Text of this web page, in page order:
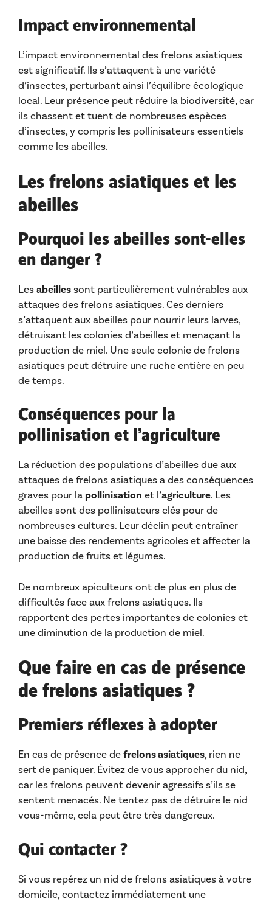
Impact environnemental
L’impact environnemental des frelons asiatiques
est significatif. Ils s’attaquent à une variété
d’insectes, perturbant ainsi l’équilibre écologique
local. Leur présence peut réduire la biodiversité, car
ils chassent et tuent de nombreuses espèces
d’insectes, y compris les pollinisateurs essentiels
comme les abeilles.
Les frelons asiatiques et les
abeilles
Pourquoi les abeilles sont-elles
en danger ?
Les abeilles sont particulièrement vulnérables aux
attaques des frelons asiatiques. Ces derniers
s’attaquent aux abeilles pour nourrir leurs larves,
détruisant les colonies d’abeilles et menaçant la
production de miel. Une seule colonie de frelons
asiatiques peut détruire une ruche entière en peu
de temps.
Conséquences pour la
pollinisation et l’agriculture
La réduction des populations d’abeilles due aux
attaques de frelons asiatiques a des conséquences
graves pour la pollinisation et l’agriculture. Les
abeilles sont des pollinisateurs clés pour de
nombreuses cultures. Leur déclin peut entraîner
une baisse des rendements agricoles et affecter la
production de fruits et légumes.
De nombreux apiculteurs ont de plus en plus de
difficultés face aux frelons asiatiques. Ils
rapportent des pertes importantes de colonies et
une diminution de la production de miel.
Que faire en cas de présence
de frelons asiatiques ?
Premiers réflexes à adopter
En cas de présence de frelons asiatiques, rien ne
sert de paniquer. Évitez de vous approcher du nid,
car les frelons peuvent devenir agressifs s’ils se
sentent menacés. Ne tentez pas de détruire le nid
vous-même, cela peut être très dangereux.
Qui contacter ?
Si vous repérez un nid de frelons asiatiques à votre
domicile, contactez immédiatement une